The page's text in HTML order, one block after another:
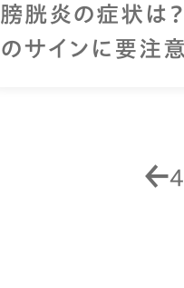
膀胱炎の症状は？
のサインに要注意
4